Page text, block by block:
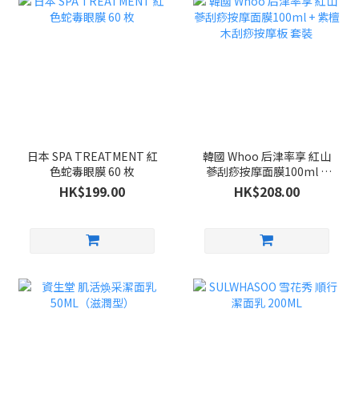
日本 SPA TREATMENT 紅
色蛇毒眼膜 60 枚
HK$199.00
韓國 Whoo 后津率享 紅山
蔘刮痧按摩面膜100ml +
紫檀木刮痧按摩板 套裝
HK$208.00